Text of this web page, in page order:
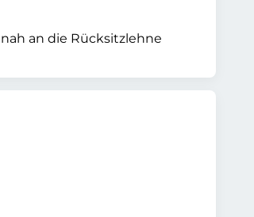
an die Rücksitzlehne